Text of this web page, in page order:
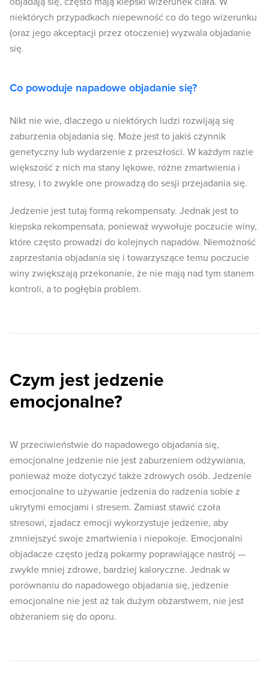
niektórych przypadkach niepewność co do tego wizerunku
(oraz jego akceptacji przez otoczenie) wyzwala objadanie
się.
Co powoduje napadowe objadanie się?
Nikt nie wie, dlaczego u niektórych ludzi rozwijają się
zaburzenia objadania się. Może jest to jakiś czynnik
genetyczny lub wydarzenie z przeszłości. W każdym razie
większość z nich ma stany lękowe, różne zmartwienia i
stresy, i to zwykle one prowadzą do sesji przejadania się.
Jedzenie jest tutaj formą rekompensaty. Jednak jest to
kiepska rekompensata, ponieważ wywołuje poczucie winy,
które często prowadzi do kolejnych napadów. Niemożność
zaprzestania objadania się i towarzyszące temu poczucie
winy zwiększają przekonanie, że nie mają nad tym stanem
kontroli, a to pogłębia problem.
Czym jest jedzenie
emocjonalne?
W przeciwieństwie do napadowego objadania się,
emocjonalne jedzenie nie jest zaburzeniem odżywiania,
ponieważ może dotyczyć także zdrowych osób. Jedzenie
emocjonalne to używanie jedzenia do radzenia sobie z
ukrytymi emocjami i stresem. Zamiast stawić czoła
stresowi, zjadacz emocji wykorzystuje jedzenie, aby
zmniejszyć swoje zmartwienia i niepokoje. Emocjonalni
objadacze często jedzą pokarmy poprawiające nastrój —
zwykle mniej zdrowe, bardziej kaloryczne. Jednak w
porównaniu do napadowego objadania się, jedzenie
emocjonalne nie jest aż tak dużym obżarstwem, nie jest
obżeraniem się do oporu.